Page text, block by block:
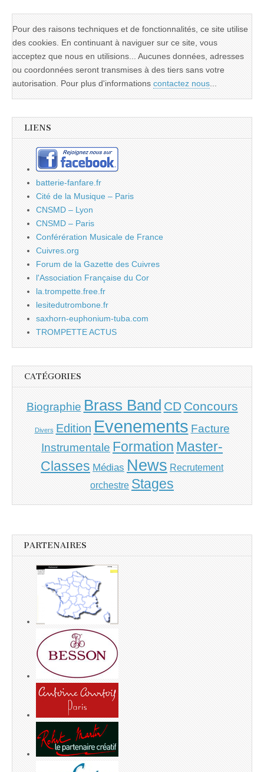
Pour des raisons techniques et de fonctionnalités, ce site utilise
des cookies. En continuant à naviguer sur ce site, vous
acceptez que nous en utilisions... Aucunes données, adresses
ou coordonnées seront transmises à des tiers sans votre
autorisation. Pour plus d'informations contactez nous...
LIENS
batterie-fanfare.fr
Cité de la Musique – Paris
CNSMD – Lyon
CNSMD – Paris
Conférération Musicale de France
Cuivres.org
Forum de la Gazette des Cuivres
l'Association Française du Cor
la.trompette.free.fr
lesitedutrombone.fr
saxhorn-euphonium-tuba.com
TROMPETTE ACTUS
CATÉGORIES
Biographie Brass Band CD Concours
Divers Edition Evenements Facture
Instrumentale Formation Master-
Classes Médias News Recrutement
orchestre Stages
PARTENAIRES